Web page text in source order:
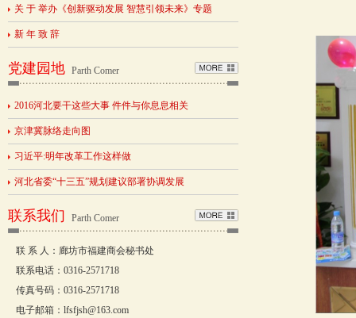
关 于 举办《创新驱动发展 智慧引领未来》专题
新 年 致 辞
党建园地 Parth Comer
2016河北要干这些大事 件件与你息息相关
京津冀脉络走向图
习近平:明年改革工作这样做
河北省委“十三五”规划建议部署协调发展
联系我们 Parth Comer
联 系 人：廊坊市福建商会秘书处
联系电话：0316-2571718
传真号码：0316-2571718
电子邮箱：lfsfjsh@163.com